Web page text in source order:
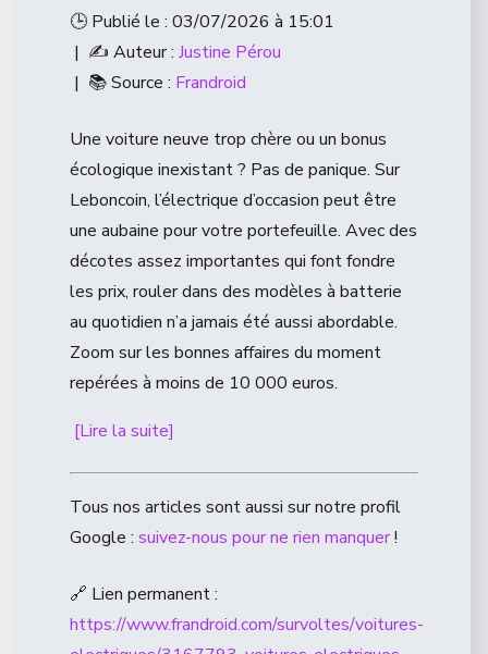
🕒 Publié le : 03/07/2026 à 15:01
| ✍️ Auteur : Justine Pérou
| 📚 Source : Frandroid
Une voiture neuve trop chère ou un bonus
écologique inexistant ? Pas de panique. Sur
Leboncoin, l’électrique d’occasion peut être
une aubaine pour votre portefeuille. Avec des
décotes assez importantes qui font fondre
les prix, rouler dans des modèles à batterie
au quotidien n’a jamais été aussi abordable.
Zoom sur les bonnes affaires du moment
repérées à moins de 10 000 euros.
[Lire la suite]
Tous nos articles sont aussi sur notre profil
Google : suivez-nous pour ne rien manquer!
🔗 Lien permanent :
https://www.frandroid.com/survoltes/voitures-